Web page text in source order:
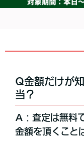
Q金額だけが
当？
A：査定は無料
金額を頂くこと